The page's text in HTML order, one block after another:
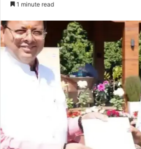
n
e
m
a
i
l
1 minute read